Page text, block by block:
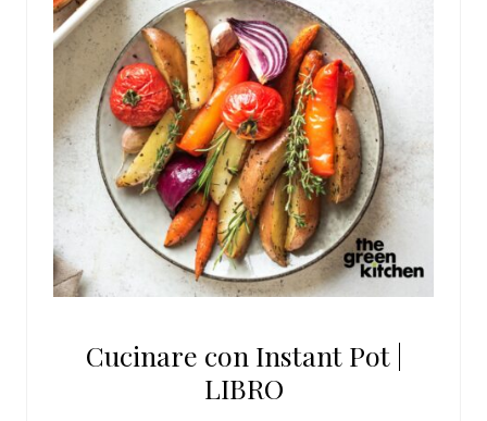
Cucinare con Instant Pot |
LIBRO